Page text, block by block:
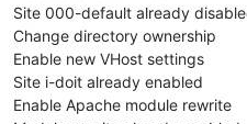
Site 000-default already
Change directory ownership
Enable new VHost settings
Site i-doit already enabled
Enable Apache module rewrite